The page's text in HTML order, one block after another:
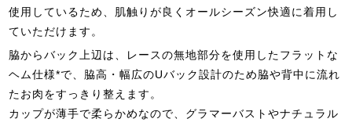
使用しているため、肌触りが良くオールシーズン快適に着用し
ていただけます。
脇からバック上辺は、レースの無地部分を使用したフラットな
ヘム仕様*で、脇高・幅広のUバック設計のため脇や背中に流れ
たお肉をすっきり整えます。
カップが薄手で柔らかめなので、グラマーバストやナチュラル